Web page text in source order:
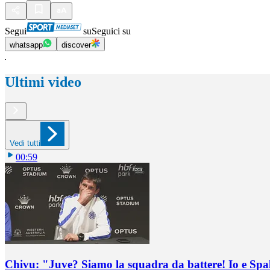
Segui suSeguici su
whatsapp discover
Ultimi video
Vedi tutti
00:59
Chivu: "Juve? Siamo la squadra da battere! Io e